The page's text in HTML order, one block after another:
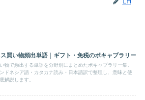
買い物頻出単語｜ギフト・免税のボキャブラリー
物で頻出する単語を分野別にまとめたボキャブラリー集。
ドネシア語・カタカナ読み・日本語訳で整理し、意味と使
解説します。